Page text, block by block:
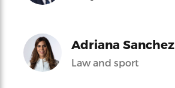
Adriana Sanchez
Law and sport